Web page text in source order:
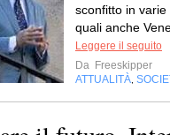
sconfitto in
quali anche
Leggere il seguito
Da Freeskipper
ATTUALITÀ